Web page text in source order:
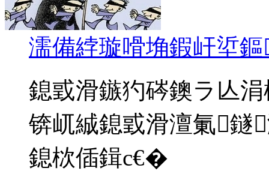
濡備綍璇嗗埆鍜屽垽
鎴戜滑鏃犳硶鐭ラ亾
锛屼絾鎴戜滑澶氭鐩
鎴栨偛鍓с€�